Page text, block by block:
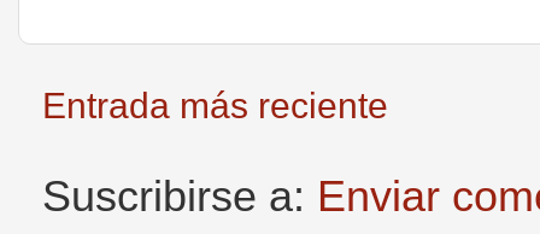
Entrada más reciente
Suscribirse a: Enviar